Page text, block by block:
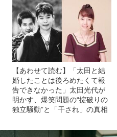
【あわせて読む】「太田と結
婚したことは後ろめたくて報
告できなかった」太田光代が
明かす、爆笑問題の“掟破りの
独立騒動”と「干され」の真相